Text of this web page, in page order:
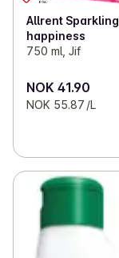
Allrent Sparkling
happiness
750 ml, Jif
NOK 41.90
NOK 55.87 /L